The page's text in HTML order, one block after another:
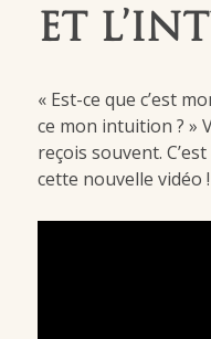
ET
« Est-ce que c’est
ce mon intuition ? »
reçois souvent.
cette nouvelle vidéo !